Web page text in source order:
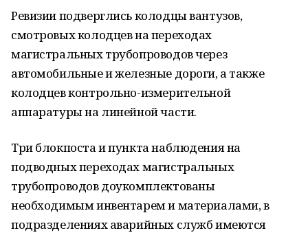
Ревизии подверглись колодцы вантузов,
смотровых колодцев на переходах
магистральных трубопроводов через
автомобильные и железные дороги, а также
колодцев контрольно-измерительной
аппаратуры на линейной части.
Три блокпоста и пункта наблюдения на
подводных переходах магистральных
трубопроводов доукомплектованы
необходимым инвентарем и материалами, в
подразделениях аварийных служб имеются